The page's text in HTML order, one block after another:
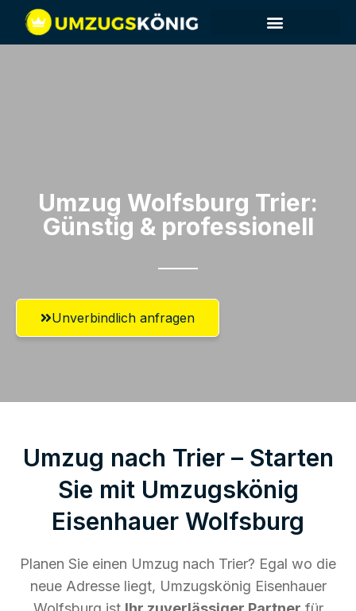
Umzug Wolfsburg​ Trier:
Günstig & professionell​
Unverbindlich anfragen
Umzug nach Trier – Starten
Sie mit Umzugskönig
Eisenhauer Wolfsburg
Planen Sie einen Umzug nach Trier? Egal wo die
neue Adresse liegt, Umzugskönig Eisenhauer